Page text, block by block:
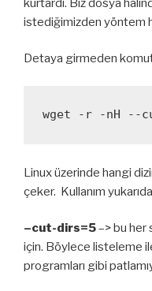
kurtardı. Biz dosya
istediğimizden yöntem
Detaya girmeden
Linux üzerinde hangi
çeker. Kullanım
–cut-dirs=5–> bu
için. Böylece listeleme
programları gibi